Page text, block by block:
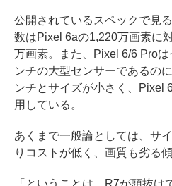
公開されているスペックで見
数はPixel 6aの1,220万画素に
万画素。また、Pixel 6/6 Pro
ンチの大型センサーであるの
ンチとサイズが小さく、Pixel
用している。
あくまで一般論としては、サ
りコストが低く、画質も劣る傾
「ということは、R7が頭抜